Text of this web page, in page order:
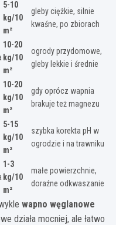
5-10
kg/10
m²
gleby ciężkie, silnie
kwaśne, po zbiorach
10-20
kg/10
m²
ogrody przydomowe,
gleby lekkie i średnie
10-20
kg/10
m²
gdy oprócz wapnia
brakuje też magnezu
5-15
kg/10
m²
szybka korekta pH w
ogrodzie i na trawniku
1-3
kg/10
m²
małe powierzchnie,
doraźne odkwaszanie
wapno węglanowe
działa mocniej, ale łatwo